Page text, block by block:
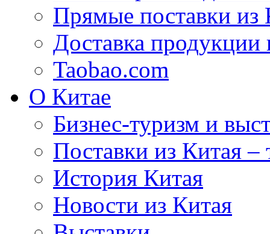
Прямые поставки из
Доставка продукции
Taobao.com
О Китае
Бизнес-туризм и
Поставки из Китая
История Китая
Новости из Китая